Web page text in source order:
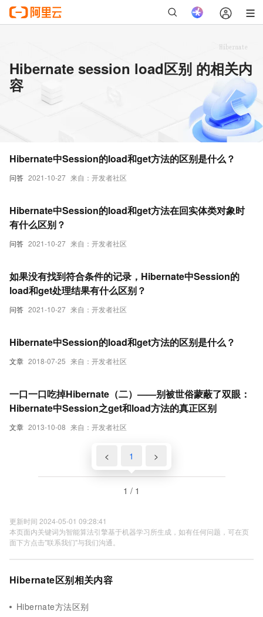
Hibernate session load区别 的相关内
容
问答 2021-10-27 来自：开发者社区
Hibernate中Session的load和get方法的区别是什么？
问答 2021-10-27 来自：开发者社区
Hibernate中Session的load和get方法在回实体类对象时
有什么区别？
问答 2021-10-27 来自：开发者社区
如果没有找到符合条件的记录，Hibernate中Session的
load和get处理结果有什么区别？
文章 2018-07-25 来自：开发者社区
Hibernate中Session的load和get方法的区别是什么？
文章 2013-10-08 来自：开发者社区
一口一口吃掉Hibernate（二）——别被世俗蒙蔽了双眼：
Hibernate中Session之get和load方法的真正区别
< 1 >
1 / 1
更新时间 2024-05-01 09:28:41
本页面内关键词为智能算法引擎基于机器学习所生成，如有任何问题，可在页
面下方点击"联系我们"与我们沟通。
Hibernate区别相关内容
Hibernate方法区别